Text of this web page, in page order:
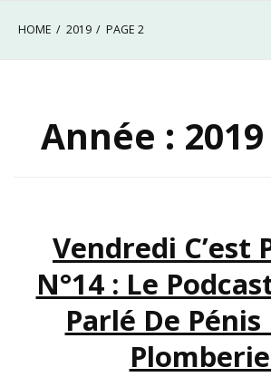
HOME 2019 PAGE 2
Année : 2019
Vendredi C’est
N°14 : Le
Parlé De Pénis